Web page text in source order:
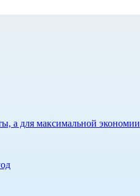
а для максимальной экономии